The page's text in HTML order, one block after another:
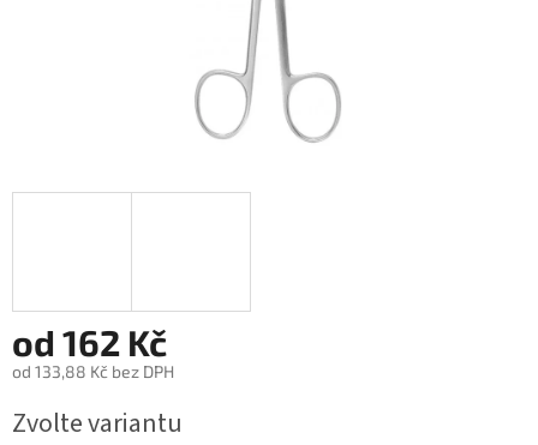
od 162 Kč
od 133,88 Kč bez DPH
cena:
Zvolte variantu